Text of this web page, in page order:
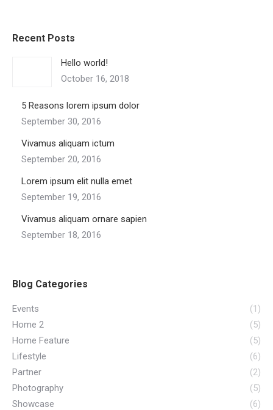
Recent Posts
Hello world!
October 16, 2018
5 Reasons lorem ipsum dolor
September 30, 2016
Vivamus aliquam ictum
September 20, 2016
Lorem ipsum elit nulla emet
September 19, 2016
Vivamus aliquam ornare sapien
September 18, 2016
Blog Categories
Events
(1)
Home 2
(5)
Home Feature
(5)
Lifestyle
(6)
Partner
(2)
Photography
(5)
Showcase
(6)